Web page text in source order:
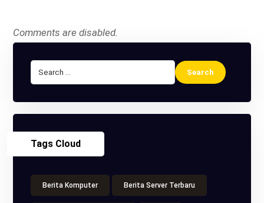
Comments are disabled.
Tags Cloud
Berita Komputer Berita Server Terbaru